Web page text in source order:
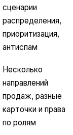
сценарии
распределения,
приоритизация,
антиспам
Несколько
направлений
продаж, разные
карточки и права
по ролям